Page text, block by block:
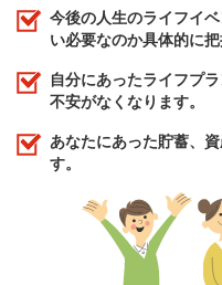
今後の人生のライフイ
い必要なのか具体的に
自分にあったライフプ
不安がなくなります。
あなたにあった貯蓄、
す。